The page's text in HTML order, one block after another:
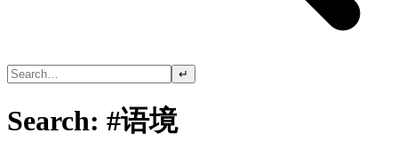
↵
Search: #语境